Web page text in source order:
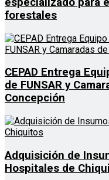
forestales
CEPAD Entrega
de FUNSAR y
Concepción
Adquisición de
Hospitales de